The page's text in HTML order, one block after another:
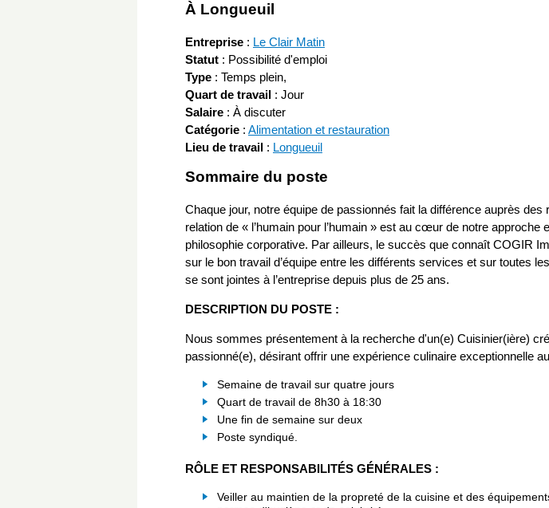
À Longueuil
Entreprise : Le Clair Matin
Statut : Possibilité d'emploi
Type : Temps plein,
Quart de travail : Jour
Salaire : À discuter
Catégorie : Alimentation et restauration
Lieu de travail : Longueuil
Sommaire du poste
Chaque jour, notre équipe de passionnés fait la différence auprès des
relation de « l’humain pour l’humain » est au cœur de notre approche
philosophie corporative. Par ailleurs, le succès que connaît COGIR
sur le bon travail d’équipe entre les différents services et sur toutes
se sont jointes à l’entreprise depuis plus de 25 ans.
DESCRIPTION DU POSTE :
Nous sommes présentement à la recherche d'un(e) Cuisinier(ière)
passionné(e), désirant offrir une expérience culinaire exceptionnelle
Semaine de travail sur quatre jours
Quart de travail de 8h30 à 18:30
Une fin de semaine sur deux
Poste syndiqué.
RÔLE ET RESPONSABILITÉS GÉNÉRALES :
Veiller au maintien de la propreté de la cuisine et des